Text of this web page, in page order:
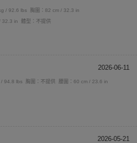
/ 92.6 lbs
胸圍：82 cm / 32.3 in
32.3 in
體型：不提供
2026-06-11
/ 94.8 lbs 胸圍：不提供
腰圍：60 cm / 23.6 in
2026-05-21